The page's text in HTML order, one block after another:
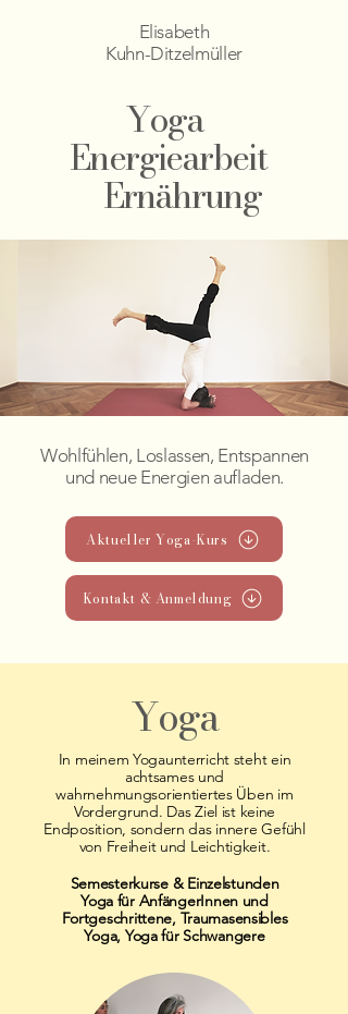
Elisabeth
Kuhn-Ditzelmüller
Yoga
Energiearbeit
Ernährung
Wohlfühlen, Loslassen, Entspannen
und neue Energien aufladen.
Aktueller Yoga-Kurs
Kontakt & Anmeldung
Yoga
In meinem Yogaunterricht steht ein
achtsames und
wahrnehmungsorientiertes Üben im
Vordergrund. Das Ziel ist keine
Endposition, sondern das innere Gefühl
von Freiheit und Leichtigkeit.
Semesterkurse & Einzelstunden
Yoga für AnfängerInnen und
Fortgeschrittene, Traumasensibles
Yoga, Yoga für Schwangere